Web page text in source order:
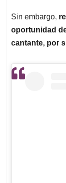
Sin embargo,
oportunidad
cantante, por